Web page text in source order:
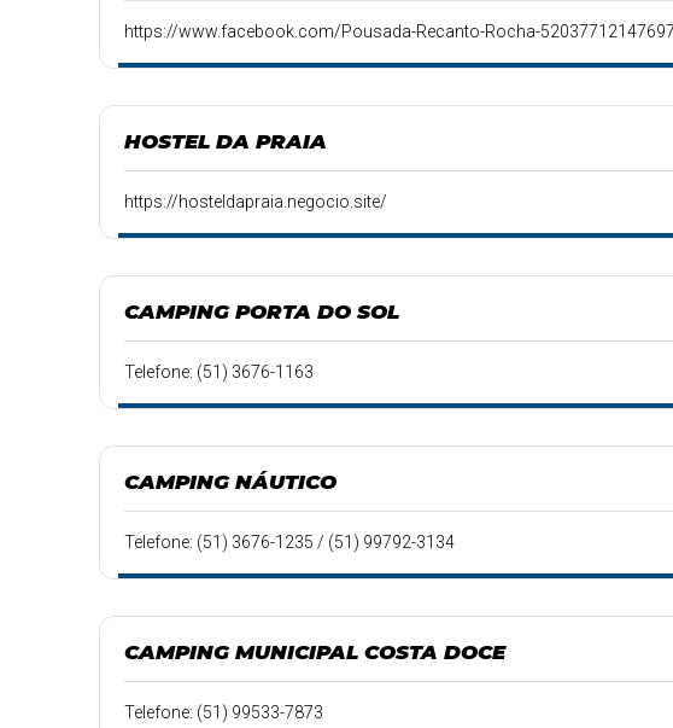
https://www.facebook.com/Pousada-Recanto-Rocha-
HOSTEL DA PRAIA
https://hosteldapraia.negocio.site/
CAMPING PORTA DO SOL
Telefone: (51) 3676-1163
CAMPING NÁUTICO
Telefone: (51) 3676-1235 / (51) 99792-3134
CAMPING MUNICIPAL COSTA DOCE
Telefone: (51) 99533-7873